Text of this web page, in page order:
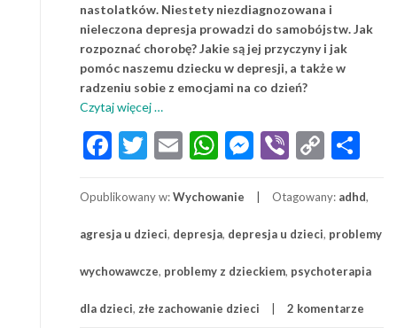
nastolatków. Niestety niezdiagnozowana i
nieleczona depresja prowadzi do samobójstw. Jak
rozpoznać chorobę? Jakie są jej przyczyny i jak
pomóc naszemu dziecku w depresji, a także w
radzeniu sobie z emocjami na co dzień?
Czytaj więcejo
pomóc
depresji?
…
Facebook
Twitter
EmailWhatsApp
Messenger
Viber
Copy
Opublikowany w:Wychowanie Otagowany: adhd,
agresja u dzieci, depresja, depresja u dzieci, problemy
wychowawcze, problemy z dzieckiem, psychoterapia
dla dzieci, złe zachowanie dzieci 2 komentarze